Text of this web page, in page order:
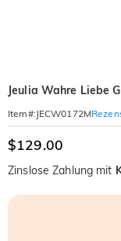
Jeulia Wahre Liebe
Item#: JECW0172M
$129.00
Zinslose Zahlung mit